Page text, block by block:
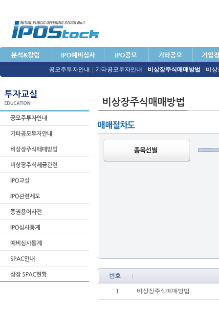
공모주투자안내 기타공모투자안내 비상장주식매매방법 비
번호
1 비상장주식매매방법